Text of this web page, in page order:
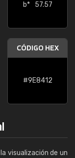
b*
57.57
CÓDIGO HEX
#9E8412
visualización de un